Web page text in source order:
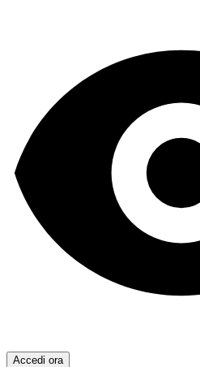
Accedi ora